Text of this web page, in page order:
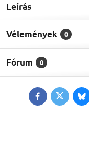
Leírás
Vélemények 0
Fórum 0
FacebookTwitter